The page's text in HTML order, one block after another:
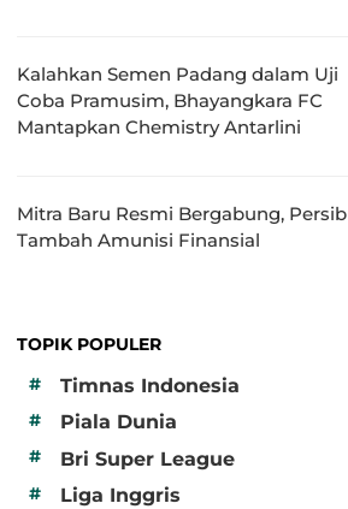
Kalahkan Semen Padang dalam Uji
Coba Pramusim, Bhayangkara FC
Mantapkan Chemistry Antarlini
Mitra Baru Resmi Bergabung, Persib
Tambah Amunisi Finansial
TOPIK POPULER
#
Timnas Indonesia
# Piala Dunia
# Bri Super League
# Liga Inggris